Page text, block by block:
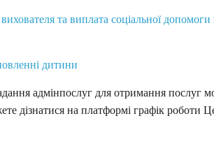
та виплата соціальної
дитини
адмінпослуг для отримання послуг
дізнатися на платформі графік роботи